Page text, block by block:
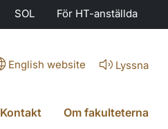
SOL För HT-anställda
English website Lyssna
Kontakt Om fakulteterna